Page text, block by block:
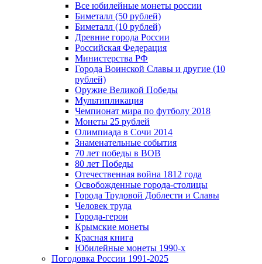
Все юбилейные монеты россии
Биметалл (50 рублей)
Биметалл (10 рублей)
Древние города России
Российская Федерация
Министерства РФ
Города Воинской Славы и другие (10
рублей)
Оружие Великой Победы
Мультипликация
Чемпионат мира по футболу 2018
Монеты 25 рублей
Олимпиада в Сочи 2014
Знаменательные события
70 лет победы в ВОВ
80 лет Победы
Отечественная война 1812 года
Освобожденные города-столицы
Города Трудовой Доблести и Славы
Человек труда
Города-герои
Крымские монеты
Красная книга
Юбилейные монеты 1990-х
Погодовка России 1991-2025